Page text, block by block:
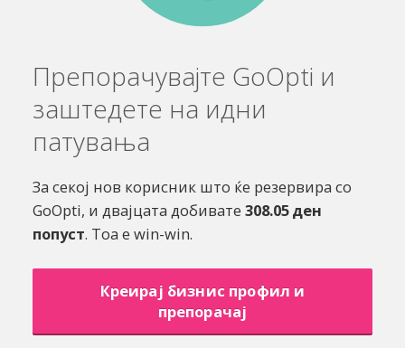
Препорачувајте GoOpti и
заштедете на идни
патувања
За секој нов корисник што ќе резервира со
GoOpti, и двајцата добивате 308.05 ден
попуст. Тоа е win-win.
Креирај бизнис профил и
препорачај